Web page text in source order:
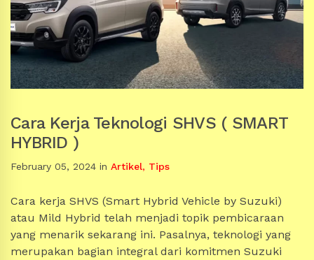
Cara Kerja Teknologi SHVS ( SMART
HYBRID )
February 05, 2024 in Artikel, Tips
Cara kerja SHVS (Smart Hybrid Vehicle by Suzuki)
atau Mild Hybrid telah menjadi topik pembicaraan
yang menarik sekarang ini. Pasalnya, teknologi yang
merupakan bagian integral dari komitmen Suzuki